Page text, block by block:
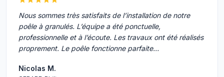
Nous sommes très satisfaits de l’installation de notre
poêle à granulés. L’équipe a été ponctuelle,
professionnelle et à l’écoute. Les travaux ont été réalisés
proprement. Le poêle fonctionne parfaite…
Nicolas M.